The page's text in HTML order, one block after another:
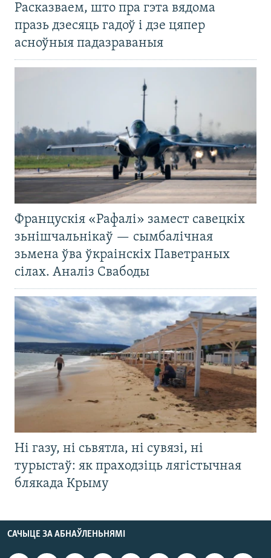
Расказваем, што пра гэта вядома
празь дзесяць гадоў і дзе цяпер
асноўныя падазраваныя
Францускія «Рафалі» замест савецкіх
зьнішчальнікаў — сымбалічная
зьмена ўва ўкраінскіх Паветраных
сілах. Аналіз Свабоды
Ні газу, ні сьвятла, ні сувязі, ні
турыстаў: як праходзіць лягістычная
блякада Крыму
САЧЫЦЕ ЗА АБНАЎЛЕНЬНЯМІ